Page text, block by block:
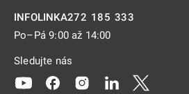
INFOLINKA272 185 333
Po–Pá 9:00 až 14:00
Sledujte nás
Odkaz se otevře na nové kartě
Odkaz se otevře na nové
Odkaz se otevře
Odkaz se